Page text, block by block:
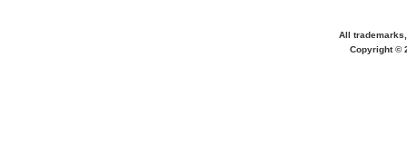
All
Copyright ©